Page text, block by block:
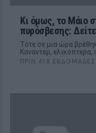
Kι όμως, το Μάιο
πυρόσβεσης:
Τότε σε μια ώρα
Καναντέρ,
ΠΡΙΝ 418 ΕΒΔΟΜΆΔΕΣ